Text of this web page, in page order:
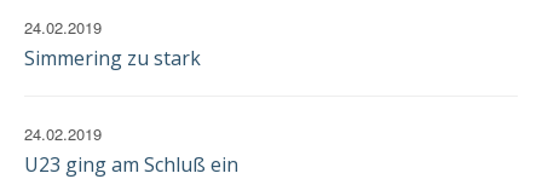
24.02.2019
Simmering zu stark
24.02.2019
U23 ging am Schluß ein